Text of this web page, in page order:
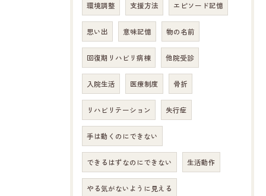
環境調整 支援方法 エピソード記憶
思い出 意味記憶 物の名前
回復期リハビリ病棟 他院受診
入院生活 医療制度 骨折
リハビリテーション 失行症
手は動くのにできない
できるはずなのにできない 生活動作
やる気がないように見える